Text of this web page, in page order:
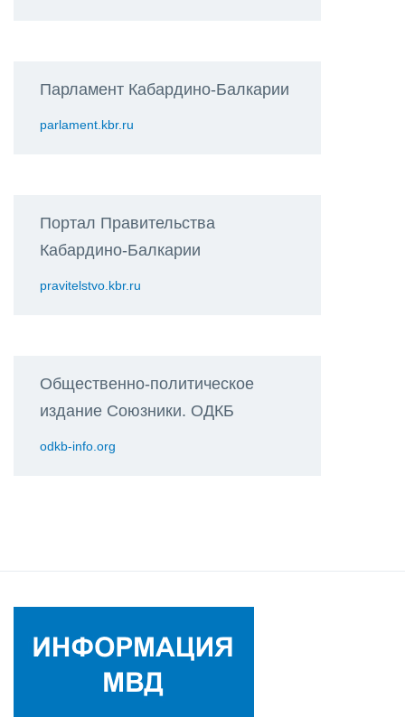
Парламент Кабардино-Балкарии
parlament.kbr.ru
Портал Правительства
Кабардино-Балкарии
pravitelstvo.kbr.ru
Общественно-политическое
издание Союзники. ОДКБ
odkb-info.org